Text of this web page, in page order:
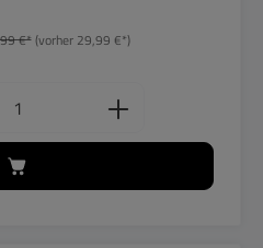
€*(vorher 29,99 €*)
Gib den